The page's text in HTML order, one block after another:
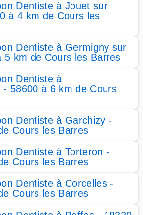
Dentiste à Jouet sur
à 4 km de Cours les
Dentiste à Germigny sur
5 km de Cours les Barres
Dentiste à
- 58600 à 6 km de Cours
Dentiste à Garchizy -
Cours les Barres
Dentiste à Torteron -
Cours les Barres
Dentiste à Corcelles -
Cours les Barres